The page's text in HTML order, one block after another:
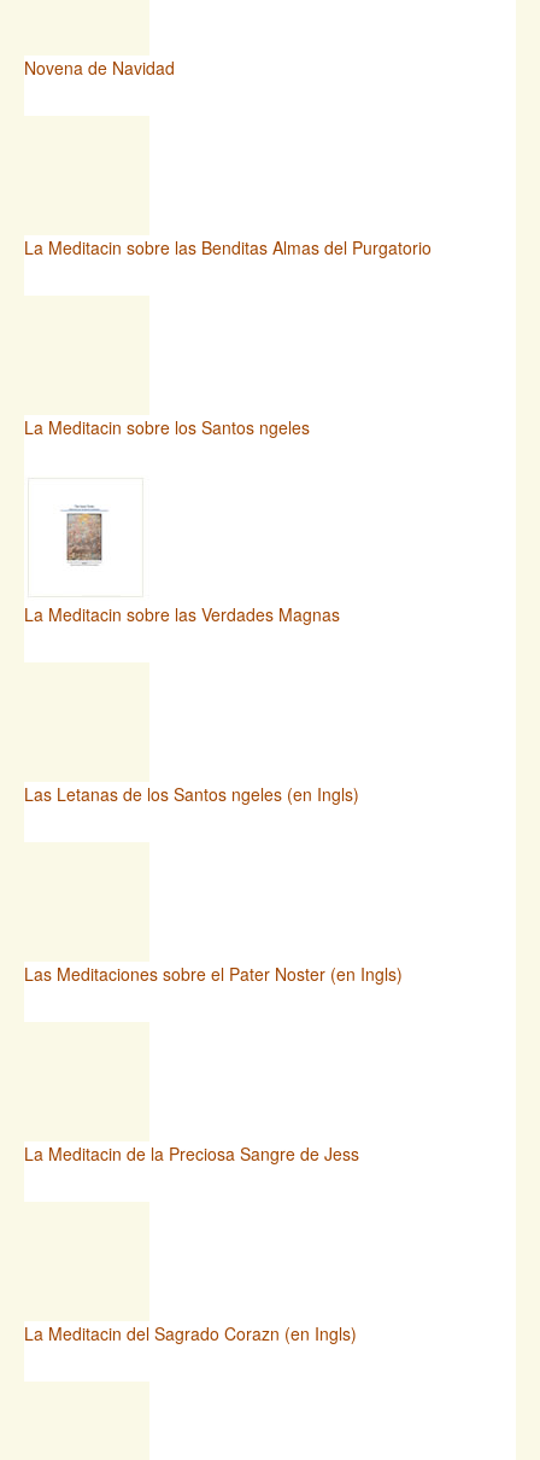
Novena de Navidad
La Meditacin sobre las Benditas Almas del Purgatorio
La Meditacin sobre los Santos ngeles
La Meditacin sobre las Verdades Magnas
Las Letanas de los Santos ngeles (en Ingls)
Las Meditaciones sobre el Pater Noster (en Ingls)
La Meditacin de la Preciosa Sangre de Jess
La Meditacin del Sagrado Corazn (en Ingls)